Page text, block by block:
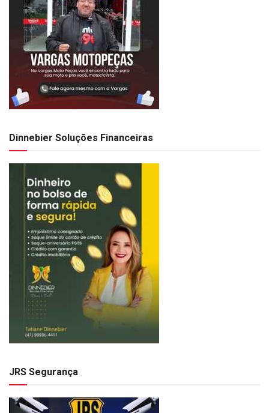
Dinnebier Soluções Financeiras
JRS Segurança